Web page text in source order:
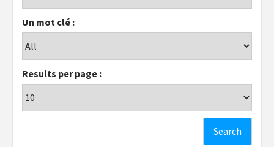
Un mot clé :
Results per page :